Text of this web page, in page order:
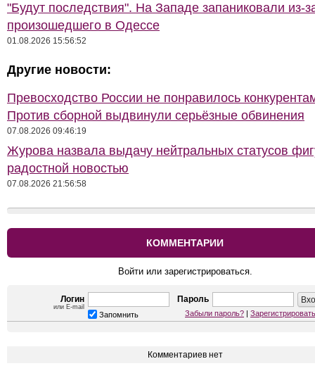
"Будут последствия". На Западе запаниковали из-
произошедшего в Одессе
01.08.2026 15:56:52
Другие новости:
Превосходство России не понравилось
Против сборной выдвинули серьёзные обвинения
07.08.2026 09:46:19
Журова назвала выдачу нейтральных статусов
радостной новостью
07.08.2026 21:56:58
КОММЕНТАРИИ
Войти или зарегистрироваться.
Логин
или E-mail
Пароль
Запомнить Забыли пароль? |
Комментариев нет